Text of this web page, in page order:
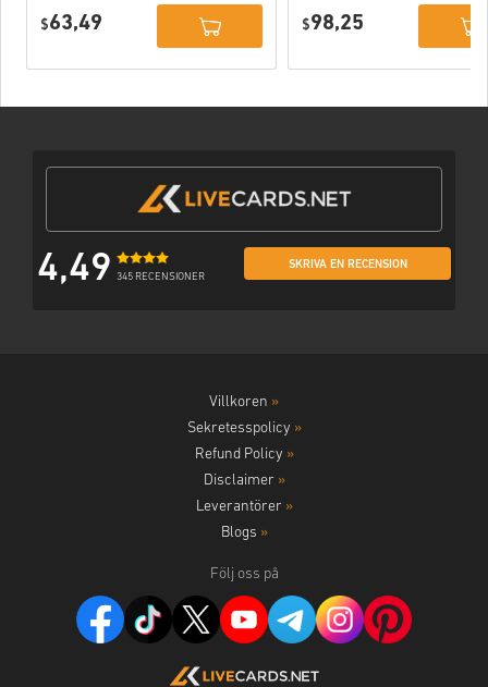
(S.ENIX) EU
$63,49
Days (Official
$98,25
4,49 345 RECENSIONER
SKRIVA EN RECENSION
Villkoren »
Sekretesspolicy »
Refund Policy »
Disclaimer »
Leverantörer »
Blogs »
Följ oss på